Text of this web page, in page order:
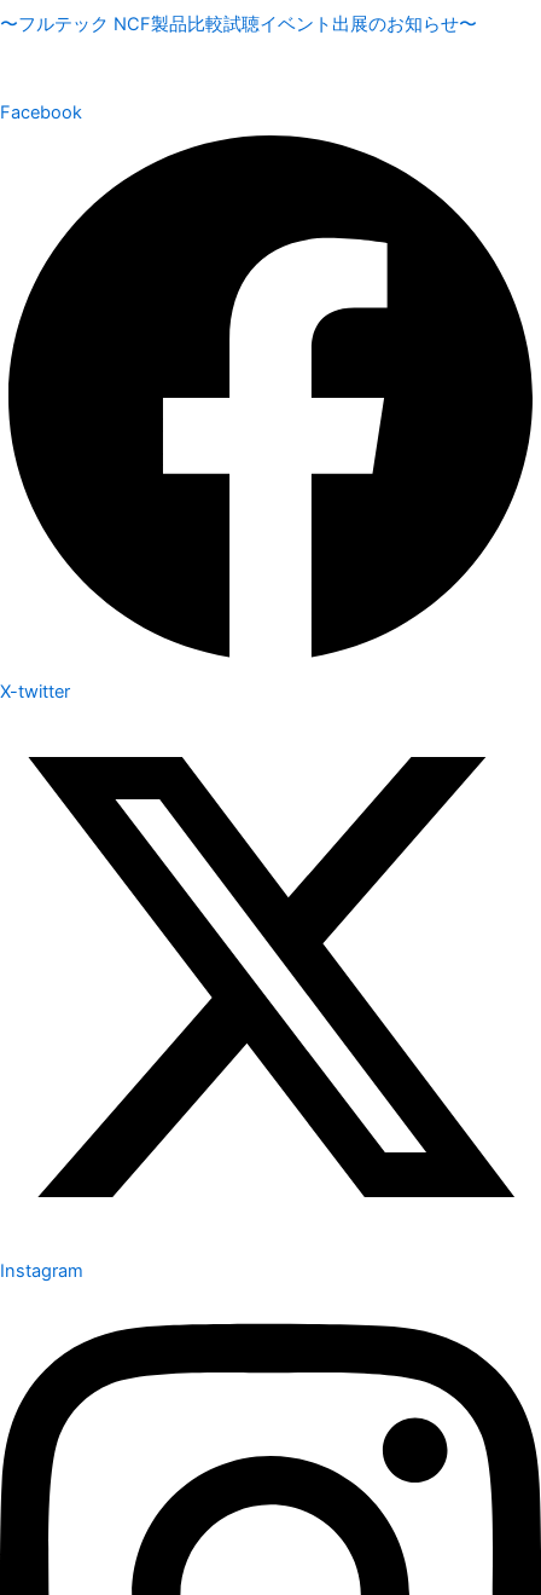
〜フルテック NCF製品比較試聴イベント出展のお知らせ〜
Facebook
X-twitter
Instagram